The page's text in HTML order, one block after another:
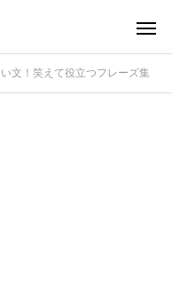
文！笑えて役立つフレーズ集